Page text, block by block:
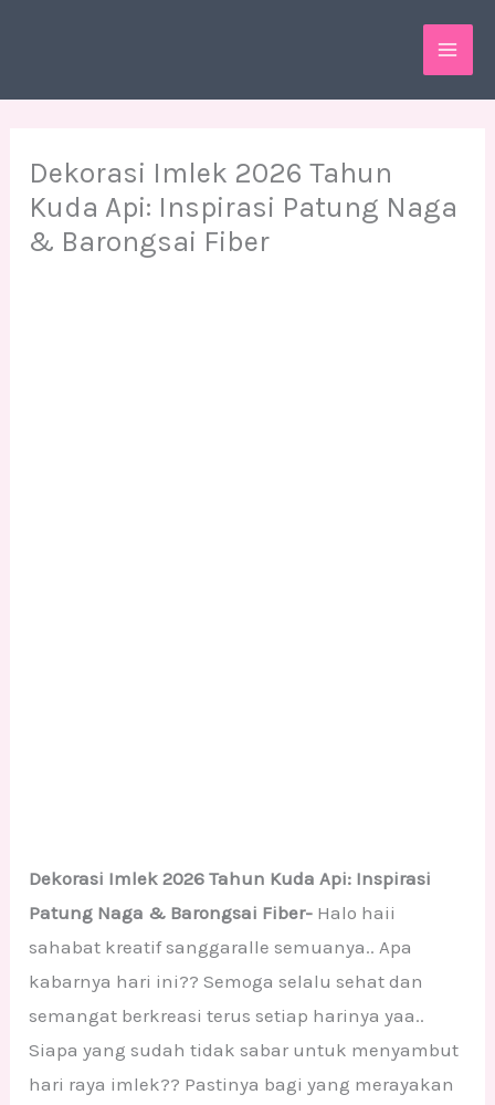
Dekorasi Imlek 2026 Tahun
Kuda Api: Inspirasi Patung Naga
& Barongsai Fiber
Dekorasi Imlek 2026 Tahun Kuda Api: Inspirasi
Patung Naga & Barongsai Fiber- Halo haii
sahabat kreatif sanggaralle semuanya.. Apa
kabarnya hari ini?? Semoga selalu sehat dan
semangat berkreasi terus setiap harinya yaa..
Siapa yang sudah tidak sabar untuk menyambut
hari raya imlek?? Pastinya bagi yang merayakan